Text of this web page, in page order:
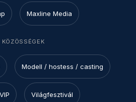
Maxline Media
KÖZÖSSÉGEK
Modell / hostess / casting
Világfesztivál